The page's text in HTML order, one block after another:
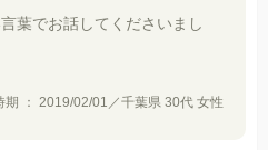
葉でお話してくださいまし
期 ： 2019/02/01／千葉県 30代 女性